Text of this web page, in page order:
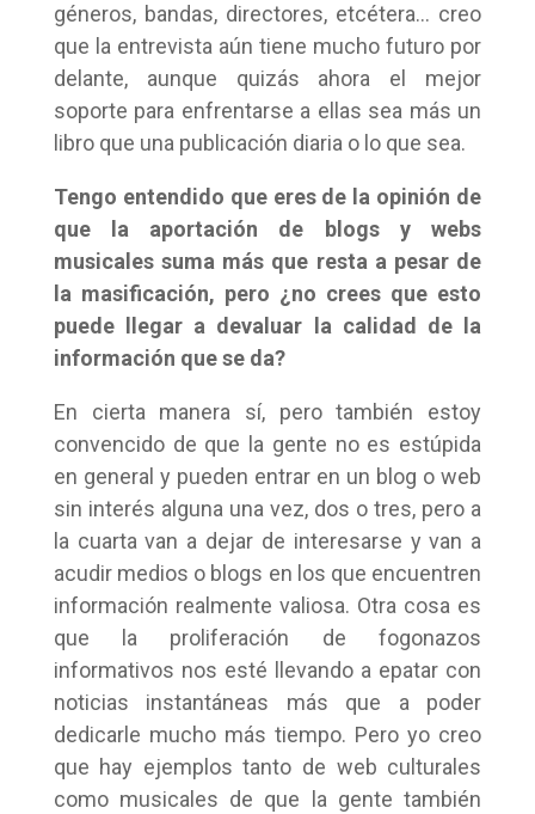
géneros, bandas, directores, etcétera… creo
que la entrevista aún tiene mucho futuro por
delante, aunque quizás ahora el mejor
soporte para enfrentarse a ellas sea más un
libro que una publicación diaria o lo que sea.
Tengo entendido que eres de la opinión de
que la aportación de blogs y webs
musicales suma más que resta a pesar de
la masificación, pero ¿no crees que esto
puede llegar a devaluar la calidad de la
información que se da?
En cierta manera sí, pero también estoy
convencido de que la gente no es estúpida
en general y pueden entrar en un blog o web
sin interés alguna una vez, dos o tres, pero a
la cuarta van a dejar de interesarse y van a
acudir medios o blogs en los que encuentren
información realmente valiosa. Otra cosa es
que la proliferación de fogonazos
informativos nos esté llevando a epatar con
noticias instantáneas más que a poder
dedicarle mucho más tiempo. Pero yo creo
que hay ejemplos tanto de web culturales
como musicales de que la gente también